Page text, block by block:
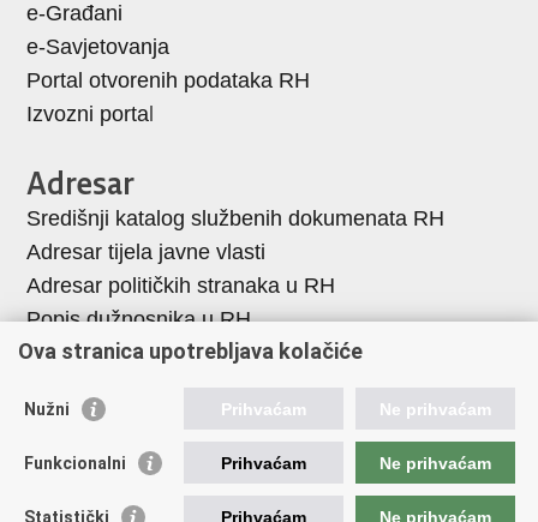
e-Građani
e-Savjetovanja
Portal otvorenih podataka RH
Izvozni porta
Adresar
Središnji katalog službenih dokumenata RH
Adresar tijela javne vlasti
Adresar političkih stranaka u RH
Popis dužnosnika u RH
Vlada Republike Hrvatske
Memorijalni centar Domovinskog rata Vukovar
Zaklada hrvatskih branitelja iz Domovinskog rata
Ova stranica upotrebljava kolačiće
Nužni Prihvaćam Ne prihvaćam
Funkcionalni Prihvaćam Ne prihvaćam
Statistički Prihvaćam Ne prihvaćam